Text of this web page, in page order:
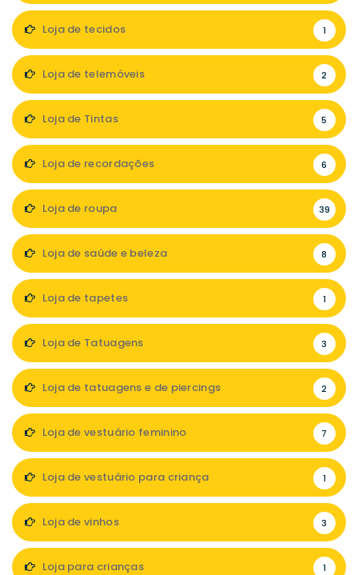
Loja de tecidos 1
Loja de telemóveis 2
Loja de Tintas 5
Loja de recordações 6
Loja de roupa 39
Loja de saúde e beleza 8
Loja de tapetes 1
Loja de Tatuagens 3
Loja de tatuagens e de piercings 2
Loja de vestuário feminino 7
Loja de vestuário para criança 1
Loja de vinhos 3
Loja para crianças 1